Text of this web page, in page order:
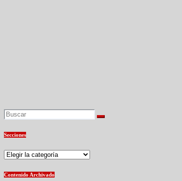
Secciones
Secciones
Contenido Archivado